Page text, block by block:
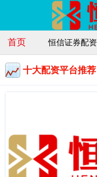
首页 恒信证券配资
十大配资平台推荐